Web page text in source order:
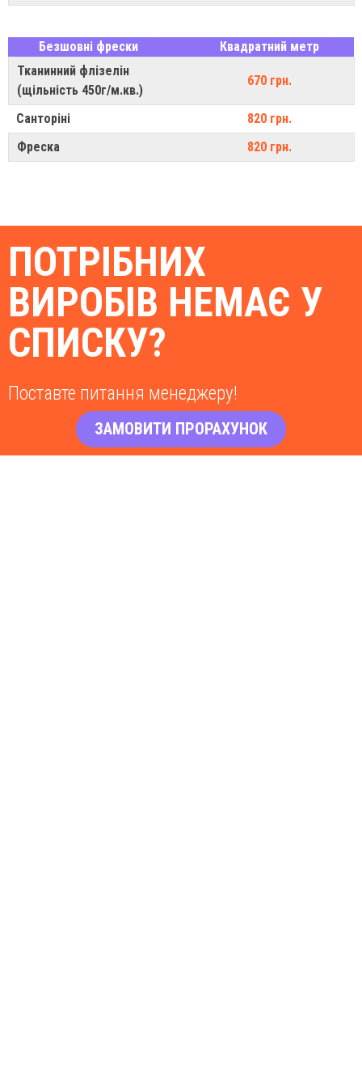
Безшовні фрески
Квадратний метр
Тканинний флізелін
(щільність 450г/м.кв.)
670 грн.
Санторіні
820 грн.
Фреска
820 грн.
ПОТРІБНИХ
ВИРОБІВ НЕМАЄ У
СПИСКУ?
Поставте питання менеджеру!
ЗАМОВИТИ ПРОРАХУНОК